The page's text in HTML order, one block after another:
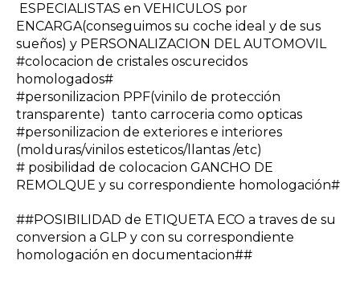
ESPECIALISTAS en VEHICULOS por
ENCARGA(conseguimos su coche ideal y de sus
sueños) y PERSONALIZACION DEL AUTOMOVIL
#colocacion de cristales oscurecidos
homologados#
#personilizacion PPF(vinilo de protección
transparente) tanto carroceria como opticas
#personilizacion de exteriores e interiores
(molduras/vinilos esteticos/llantas /etc)
# posibilidad de colocacion GANCHO DE
REMOLQUE y su correspondiente homologación#
##POSIBILIDAD de ETIQUETA ECO a traves de su
conversion a GLP y con su correspondiente
homologación en documentacion##